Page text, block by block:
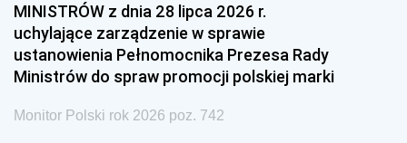
MINISTRÓW z dnia 28 lipca 2026 r.
uchylające zarządzenie w sprawie
ustanowienia Pełnomocnika Prezesa Rady
Ministrów do spraw promocji polskiej marki
Monitor Polski rok 2026 poz. 742